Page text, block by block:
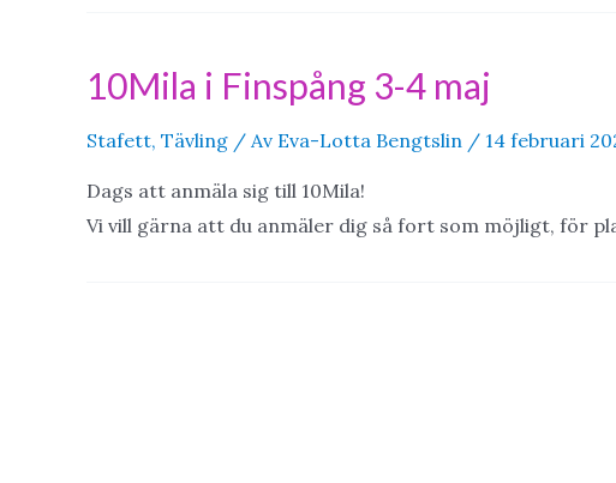
10Mila i Finspång 3-4 maj
Stafett, Tävling / Av Eva-Lotta Bengtslin / 14 februari
Dags att anmäla sig till 10Mila!
Vi vill gärna att du anmäler dig så fort som möjligt, för